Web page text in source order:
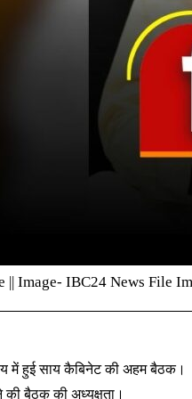
|| Image- IBC24 News File
में हुई साय कैबिनेट की अहम बैठक।
की बैठक की अध्यक्षता।